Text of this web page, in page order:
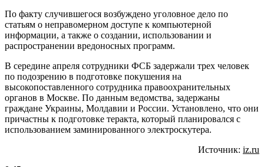
По факту случившегося возбуждено уголовное дело по
статьям о неправомерном доступе к компьютерной
информации, а также о создании, использовании и
распространении вредоносных программ.
В середине апреля сотрудники ФСБ задержали трех человек
по подозрению в подготовке покушения на
высокопоставленного сотрудника правоохранительных
органов в Москве. По данным ведомства, задержаны
граждане Украины, Молдавии и России. Установлено, что они
причастны к подготовке теракта, который планировался с
использованием заминированного электроскутера.
Источник: iz.ru